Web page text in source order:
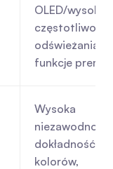
OLED/wysoka
częstotliwość
odświeżania,
funkcje
Wysoka
niezawodność,
dokładność
kolorów,